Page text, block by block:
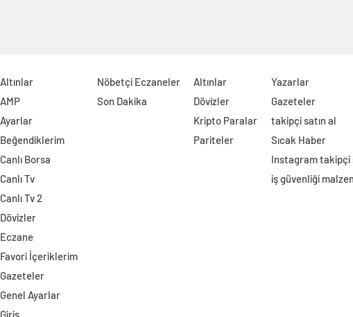
Altınlar
AMP
Ayarlar
Beğendiklerim
Canlı Borsa
Canlı Tv
Canlı Tv 2
Dövizler
Eczane
Favori İçeriklerim
Gazeteler
Genel Ayarlar
Giriş
Nöbetçi Eczaneler
Son Dakika
Altınlar
Dövizler
Kripto Paralar
Pariteler
Yazarlar
Gazeteler
takipçi satın al
Sıcak Haber
Instagram takipçi
iş güvenliği